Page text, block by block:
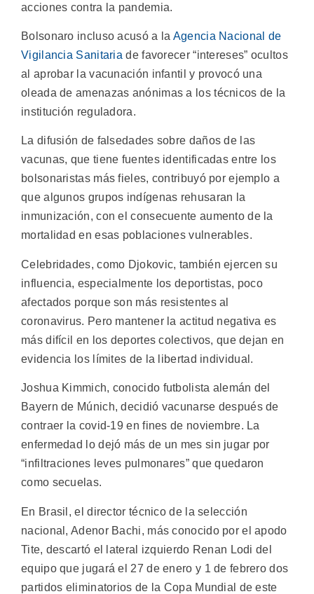
acciones contra la pandemia.
Bolsonaro incluso acusó a la Agencia Nacional de
Vigilancia Sanitaria de favorecer “intereses” ocultos
al aprobar la vacunación infantil y provocó una
oleada de amenazas anónimas a los técnicos de la
institución reguladora.
La difusión de falsedades sobre daños de las
vacunas, que tiene fuentes identificadas entre los
bolsonaristas más fieles, contribuyó por ejemplo a
que algunos grupos indígenas rehusaran la
inmunización, con el consecuente aumento de la
mortalidad en esas poblaciones vulnerables.
Celebridades, como Djokovic, también ejercen su
influencia, especialmente los deportistas, poco
afectados porque son más resistentes al
coronavirus. Pero mantener la actitud negativa es
más difícil en los deportes colectivos, que dejan en
evidencia los límites de la libertad individual.
Joshua Kimmich, conocido futbolista alemán del
Bayern de Múnich, decidió vacunarse después de
contraer la covid-19 en fines de noviembre. La
enfermedad lo dejó más de un mes sin jugar por
“infiltraciones leves pulmonares” que quedaron
como secuelas.
En Brasil, el director técnico de la selección
nacional, Adenor Bachi, más conocido por el apodo
Tite, descartó el lateral izquierdo Renan Lodi del
equipo que jugará el 27 de enero y 1 de febrero dos
partidos eliminatorios de la Copa Mundial de este